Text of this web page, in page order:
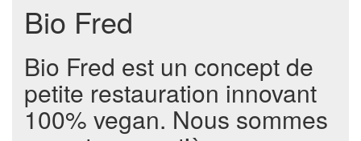
Bio Fred
Bio Fred est un concept de
petite restauration innovant
100% vegan. Nous sommes